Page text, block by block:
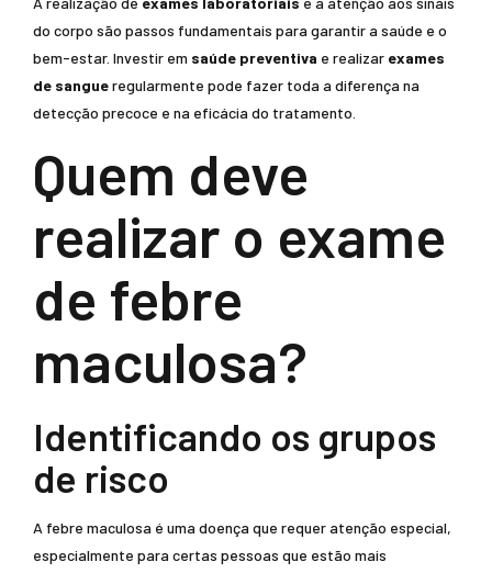
do corpo são passos fundamentais para garantir a saúde e o
bem-estar. Investir em saúde preventiva e realizar exames
de sangueregularmente pode fazer toda a diferença na
detecção precoce e na eficácia do tratamento.
Quem deve
realizar o exame
de febre
maculosa?
Identificando os grupos
de risco
A febre maculosa é uma doença que requer atenção especial,
especialmente para certas pessoas que estão mais